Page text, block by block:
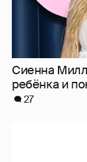
Сиенна
ребёнка и
27